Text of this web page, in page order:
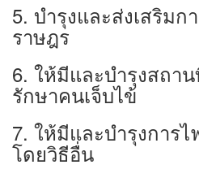
5. บำรุงและส่งเสริม
ราษฎร
6. ให้มีและบำรุงสถา
รักษาคนเจ็บไข้
7. ให้มีและบำรุงการ
โดยวิธีอื่น